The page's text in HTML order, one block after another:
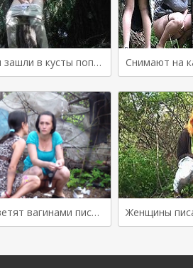
Девушки зашли в кусты пописать, и спалились перед камерой
Телки светят вагинами писая в кустах